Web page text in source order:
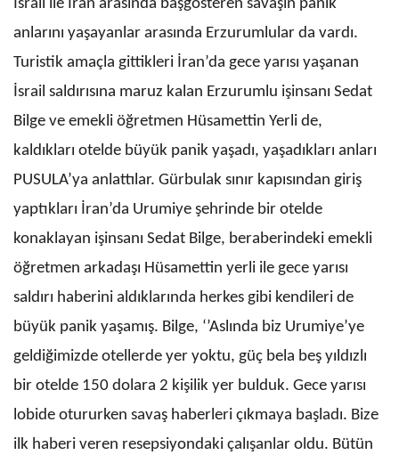
İsrail ile İran arasında başgösteren savaşın panik
anlarını yaşayanlar arasında Erzurumlular da vardı.
Turistik amaçla gittikleri İran’da gece yarısı yaşanan
İsrail saldırısına maruz kalan Erzurumlu işinsanı Sedat
Bilge ve emekli öğretmen Hüsamettin Yerli de,
kaldıkları otelde büyük panik yaşadı, yaşadıkları anları
PUSULA’ya anlattılar. Gürbulak sınır kapısından giriş
yaptıkları İran’da Urumiye şehrinde bir otelde
konaklayan işinsanı Sedat Bilge, beraberindeki emekli
öğretmen arkadaşı Hüsamettin yerli ile gece yarısı
saldırı haberini aldıklarında herkes gibi kendileri de
büyük panik yaşamış. Bilge, ‘’Aslında biz Urumiye’ye
geldiğimizde otellerde yer yoktu, güç bela beş yıldızlı
bir otelde 150 dolara 2 kişilik yer bulduk. Gece yarısı
lobide otururken savaş haberleri çıkmaya başladı. Bize
ilk haberi veren resepsiyondaki çalışanlar oldu. Bütün